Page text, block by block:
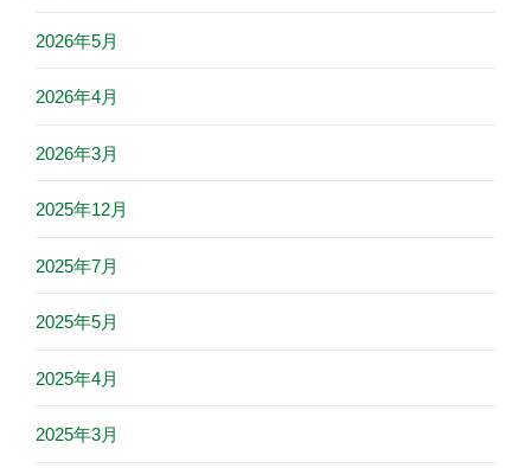
2026年5月
2026年4月
2026年3月
2025年12月
2025年7月
2025年5月
2025年4月
2025年3月